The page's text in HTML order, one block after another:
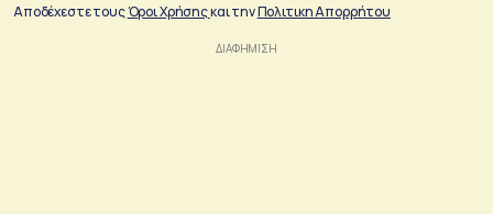
Αποδέχεστε τουςΌροι Χρήσηςκαι τηνΠολιτικη Απορρήτου